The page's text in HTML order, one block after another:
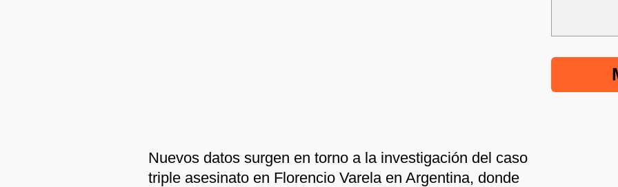
Nuevos datos surgen en torno a la investigación del caso
triple asesinato en Florencio Varela en Argentina, donde